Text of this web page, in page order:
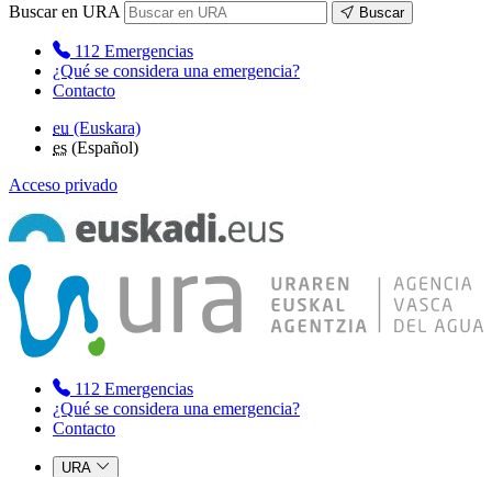
Buscar en URA Buscar
112 Emergencias
¿Qué se considera una emergencia?
Contacto
eu (Euskara)
es (Español)
Acceso privado
112 Emergencias
¿Qué se considera una emergencia?
Contacto
URA